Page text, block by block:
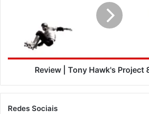
Review | Tony Hawk's Project
Redes Sociais